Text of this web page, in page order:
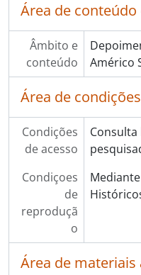
Área de
Âmbito e
conteúdo
Américo
Área de
Condições
de acesso
Condiçoes
de
reproduçã
o
Área de materiais